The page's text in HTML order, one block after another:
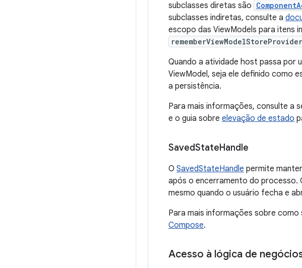
subclasses diretas são
subclasses indiretas, consulte a
escopo das ViewModels para itens
Quando a atividade host passa por
ViewModel, seja ele definido como
a persistência.
Para mais informações, consulte a
e o guia sobre elevação de estado
SavedStateHandle
O SavedStateHandle permite
após o encerramento do processo.
mesmo quando o usuário fecha e
Para mais informações sobre
Compose.
Acesso à lógica de